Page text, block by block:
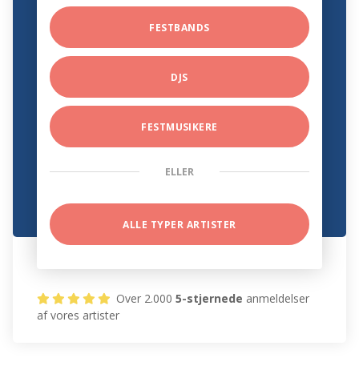
FESTBANDS
DJS
FESTMUSIKERE
ELLER
ALLE TYPER ARTISTER
Over 2.0005-stjernede anmeldelser
af vores artister